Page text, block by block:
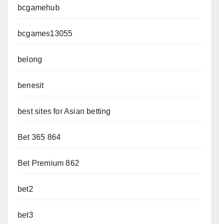
bcgamehub
bcgames13055
belong
benesit
best sites for Asian betting
Bet 365 864
Bet Premium 862
bet2
bet3